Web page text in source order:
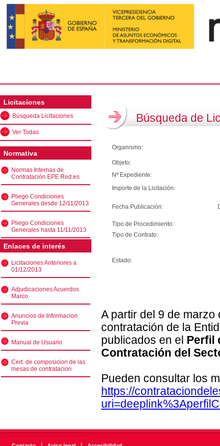
Licitaciones
Búsqueda Licitaciones
Ver Todas
Normativa
Normas Internas de
Contratación EPE Red.es
Pliego Condiciones
Generales desde 12/11/2013
Pliego Condiciones
Generales hasta 11/11/2013
Enlaces de interés
Licitaciones Anteriores a
01/12/2013
Adjudicaciones Acuerdos
Marco
Anuncios de Informacion
Previa
Manual de Usuario
Cert. de composicion de las
mesas de contratacion
Búsqueda de
Organismo:
Objeto:
Nº Expediente:
Importe de la Licitación:
Fecha Publicación:
Tipo de Procedimiento:
Tipo de Contrato:
Estado:
A partir del 9 de
contratación de la
publicados en el Perfil
Contratación del
Pueden consultar los
https://